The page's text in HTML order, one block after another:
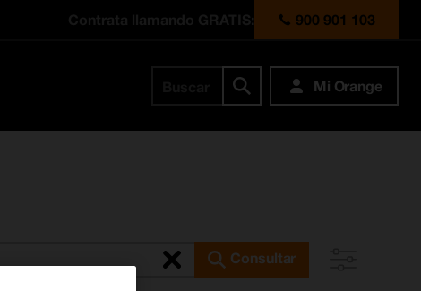
900 901 103
Buscar Mi Orange
Consultar